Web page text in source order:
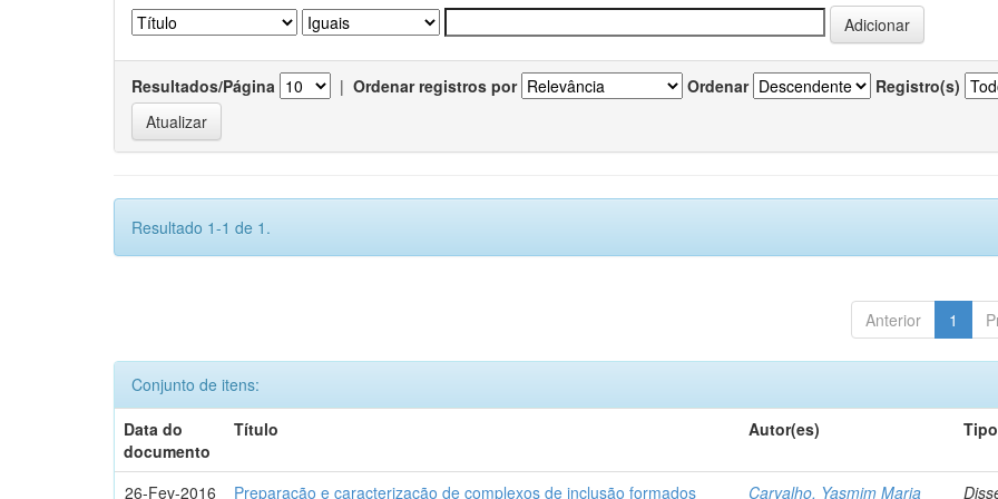
Resultados/Página | Ordenar registros por Ordenar Registro(s)
Resultado 1-1 de 1.
Anterior 1
Conjunto de itens:
Data do
documento
Título Autor(es) Tipo
26-Fev-2016 Preparação e caracterização de complexos de inclusão formados Carvalho, Yasmim Maria